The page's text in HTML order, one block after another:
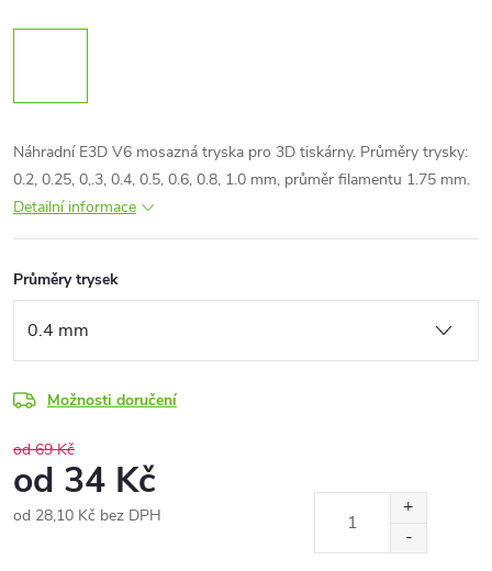
Náhradní E3D V6 mosazná tryska pro 3D tiskárny. Průměry trysky:
0.2, 0.25, 0,.3, 0.4, 0.5, 0.6, 0.8, 1.0 mm, průměr filamentu 1.75 mm.
Detailní informace
Průměry trysek
Možnosti doručení
od 69 Kč
od 34 Kč
od 28,10 Kč bez DPH